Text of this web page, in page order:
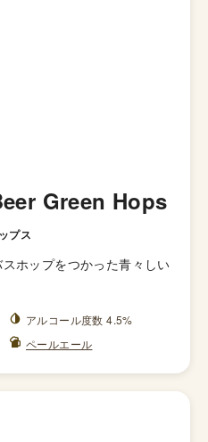
Green Hops
プス
ホップをつかった青々しい
アルコール度数 4.5%
ペールエール